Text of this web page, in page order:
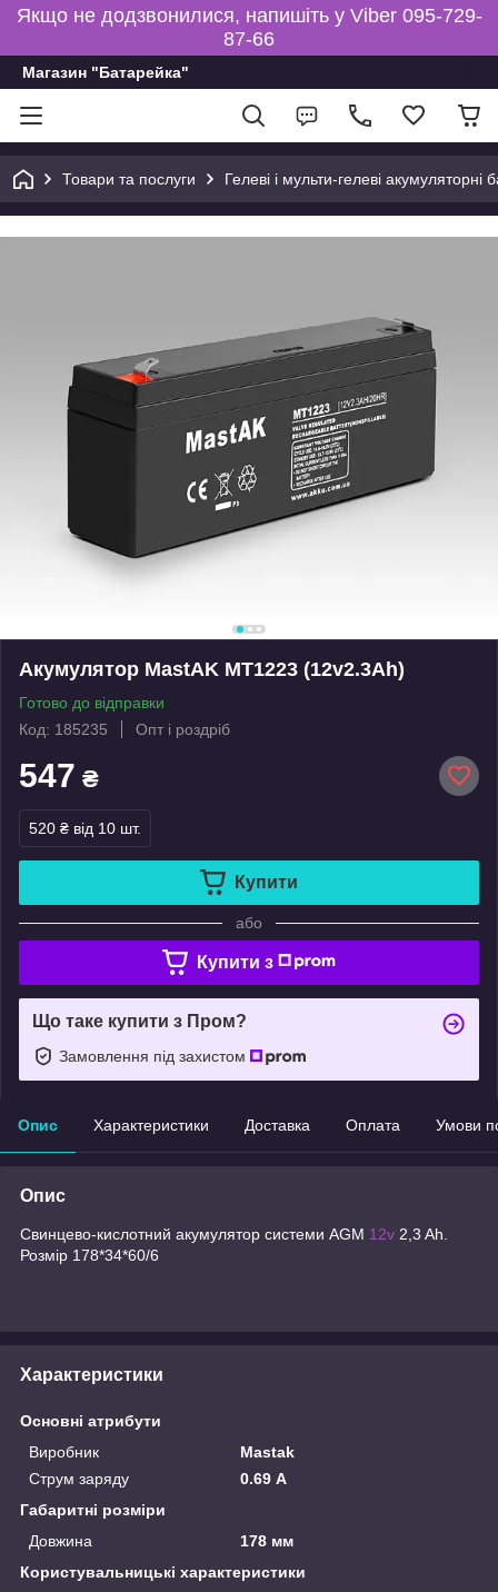
Якщо не додзвонилися, напишіть у Viber 095-729-
87-66
Магазин "Батарейка"
Товари та послуги Гелеві і мульти-гелеві акумуляторні
Акумулятор MastAK MT1223 (12v2.3Ah)
Готово до відправки
Код: 185235
Опт і роздріб
547 ₴
520 ₴ від 10 шт.
Купити
або
Купити з
Що таке купити з Пром?
Замовлення під захистом
Опис Характеристики Доставка Оплата Умови
Опис
Свинцево-кислотний акумулятор системи AGM 12v 2,3 Ah.
Розмір 178*34*60/6
Характеристики
Основні атрибути
Виробник
Mastak
Струм заряду
0.69 А
Габаритні розміри
Довжина
178 мм
Користувальницькі характеристики